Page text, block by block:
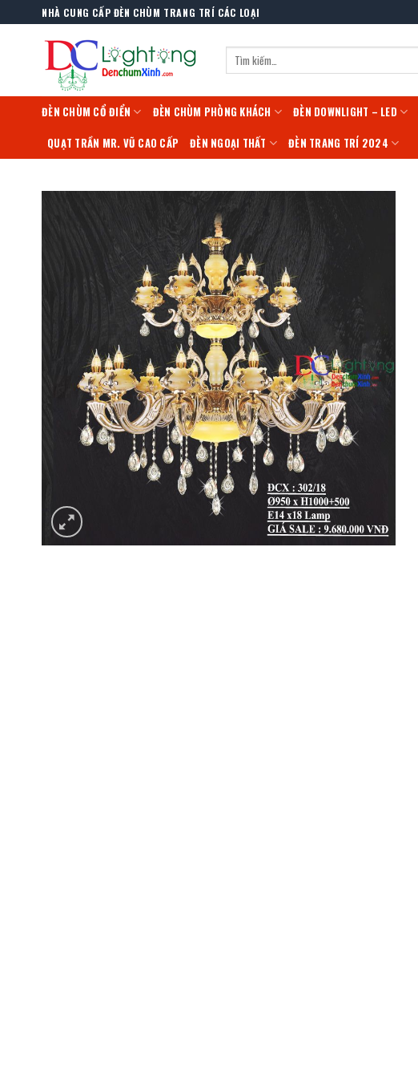
to
NHÀ CUNG CẤP ĐÈN CHÙM TRANG TRÍ CÁC LOẠI
Tìm
kiếm:
ĐÈN CHÙM CỔ ĐIỂN ĐÈN CHÙM PHÒNG KHÁCH ĐÈN DOWNLIGHT – LED
QUẠT TRẦN MR. VŨ CAO CẤP ĐÈN NGOẠI THẤT ĐÈN TRANG TRÍ 2024